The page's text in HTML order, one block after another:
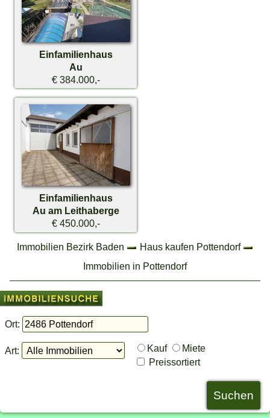
Einfamilienhaus
Au
€ 384.000,-
Einfamilienhaus
Au am Leithaberge
€ 450.000,-
Immobilien Bezirk Baden
Haus kaufen Pottendorf
Immobilien in Pottendorf
Ort:
Art: Kauf
Miete
Preissortiert